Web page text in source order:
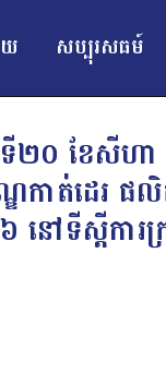
សប្បុរសធម៍
ទី២០ ខែសីហ
ភណ្ឌកាត់ដេ
នៅទីស្តីការ